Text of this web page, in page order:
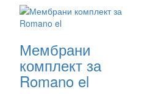
Мембрани
комплект за
Romano el